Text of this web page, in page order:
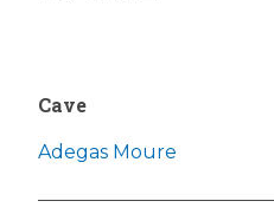
Cave
Adegas Moure